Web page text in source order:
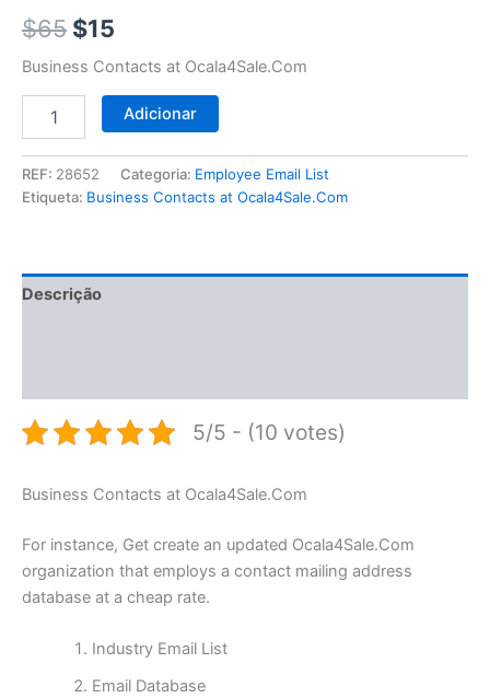
$65 $15
Business Contacts at Ocala4Sale.Com
Adicionar
REF: 28652 Categoria: Employee Email List
Etiqueta: Business Contacts at Ocala4Sale.Com
Descrição
5/5 - (10 votes)
Business Contacts at Ocala4Sale.Com
For instance, Get create an updated Ocala4Sale.Com
organization that employs a contact mailing address
database at a cheap rate.
Industry Email List
Email Database